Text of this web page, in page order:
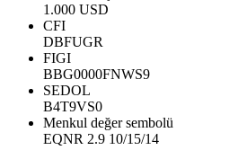
1.000 USD
CFI
DBFUGR
FIGI
BBG0000FNWS9
SEDOL
B4T9VS0
Menkul değer sembolü
EQNR 2.9 10/15/14